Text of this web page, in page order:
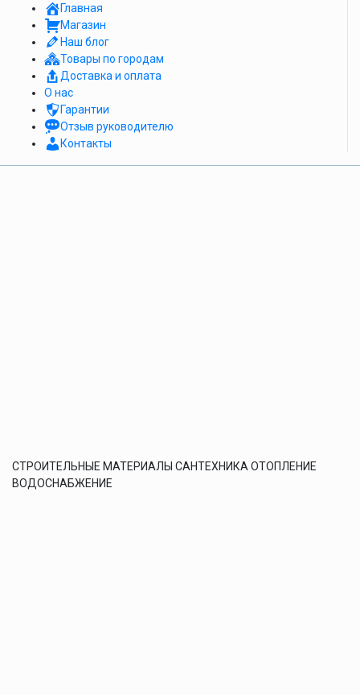
Главная
Магазин
Наш блог
Товары по городам
Доставка и оплата
О нас
Гарантии
Отзыв руководителю
Контакты
СТРОИТЕЛЬНЫЕ МАТЕРИАЛЫ САНТЕХНИКА ОТОПЛЕНИЕ
ВОДОСНАБЖЕНИЕ